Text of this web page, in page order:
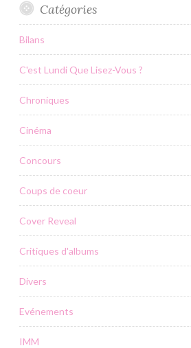
Catégories
Bilans
C'est Lundi Que Lisez-Vous ?
Chroniques
Cinéma
Concours
Coups de coeur
Cover Reveal
Critiques d'albums
Divers
Evénements
IMM